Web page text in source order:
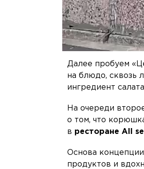
Далее пробуем
на блюдо, сквозь
ингредиент
На очереди
о том, что
в ресторане Аll
Основа
продуктов и